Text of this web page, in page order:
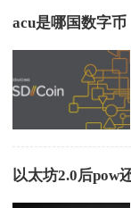
acu是哪国数字币
以太坊2.0后pow